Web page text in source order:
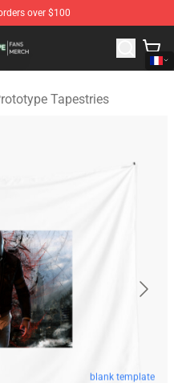
over $100
Merchandise Store
Tapestries
blank template